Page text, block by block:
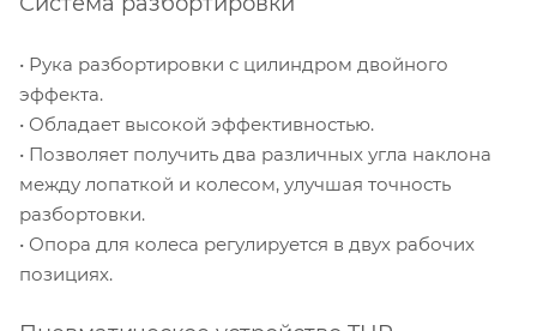
• Рука разбортировки с цилиндром двойного
эффекта.
• Обладает высокой эффективностью.
• Позволяет получить два различных угла наклона
между лопаткой и колесом, улучшая точность
разбортовки.
• Опора для колеса регулируется в двух рабочих
позициях.